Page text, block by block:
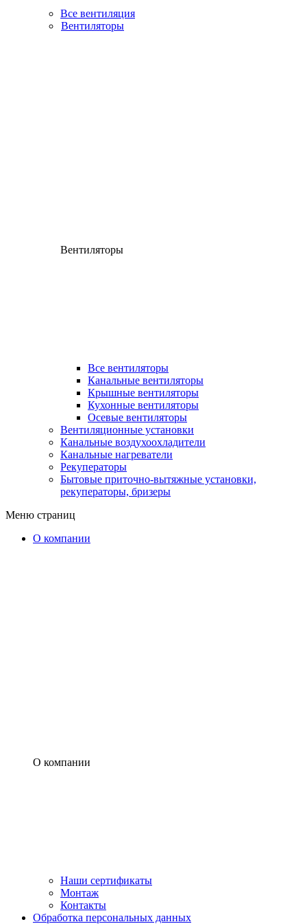
Все вентиляция
Вентиляторы
Вентиляторы
Все вентиляторы
Канальные вентиляторы
Крышные вентиляторы
Кухонные вентиляторы
Осевые вентиляторы
Вентиляционные установки
Канальные воздухоохладители
Канальные нагреватели
Рекуператоры
Бытовые приточно-вытяжные установки,
рекуператоры, бризеры
Меню страниц
О компании
О компании
Наши сертификаты
Монтаж
Контакты
Обработка персональных данных